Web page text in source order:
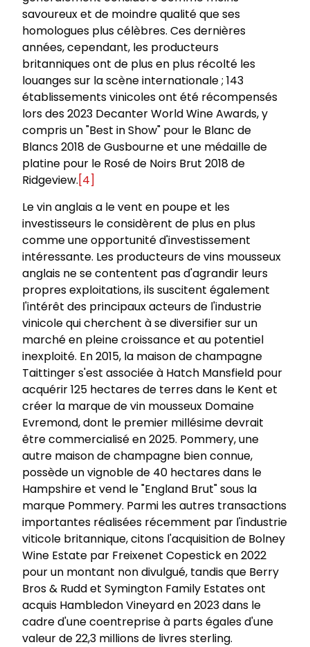
savoureux et de moindre qualité que ses
homologues plus célèbres. Ces dernières
années, cependant, les producteurs
britanniques ont de plus en plus récolté les
louanges sur la scène internationale ; 143
établissements vinicoles ont été récompensés
lors des 2023 Decanter World Wine Awards, y
compris un "Best in Show" pour le Blanc de
Blancs 2018 de Gusbourne et une médaille de
platine pour le Rosé de Noirs Brut 2018 de
Ridgeview.[4]
Le vin anglais a le vent en poupe et les
investisseurs le considèrent de plus en plus
comme une opportunité d'investissement
intéressante. Les producteurs de vins mousseux
anglais ne se contentent pas d'agrandir leurs
propres exploitations, ils suscitent également
l'intérêt des principaux acteurs de l'industrie
vinicole qui cherchent à se diversifier sur un
marché en pleine croissance et au potentiel
inexploité. En 2015, la maison de champagne
Taittinger s'est associée à Hatch Mansfield pour
acquérir 125 hectares de terres dans le Kent et
créer la marque de vin mousseux Domaine
Evremond, dont le premier millésime devrait
être commercialisé en 2025. Pommery, une
autre maison de champagne bien connue,
possède un vignoble de 40 hectares dans le
Hampshire et vend le "England Brut" sous la
marque Pommery. Parmi les autres transactions
importantes réalisées récemment par l'industrie
viticole britannique, citons l'acquisition de Bolney
Wine Estate par Freixenet Copestick en 2022
pour un montant non divulgué, tandis que Berry
Bros & Rudd et Symington Family Estates ont
acquis Hambledon Vineyard en 2023 dans le
cadre d'une coentreprise à parts égales d'une
valeur de 22,3 millions de livres sterling.